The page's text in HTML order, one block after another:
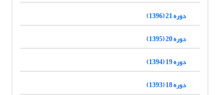
دوره 21 (1396)
دوره 20 (1395)
دوره 19 (1394)
دوره 18 (1393)